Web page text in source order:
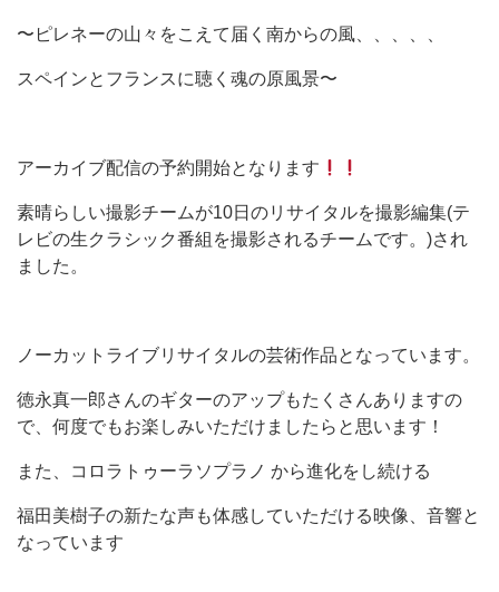
〜ピレネーの山々をこえて届く南からの風、、、、、
スペインとフランスに聴く魂の原風景〜
アーカイブ配信の予約開始となります
素晴らしい撮影チームが10日のリサイタルを撮影編集(テ
レビの生クラシック番組を撮影されるチームです。)され
ました。
ノーカットライブリサイタルの芸術作品となっています。
徳永真一郎さんのギターのアップもたくさんありますの
で、何度でもお楽しみいただけましたらと思います！
また、コロラトゥーラソプラノ から進化をし続ける
福田美樹子の新たな声も体感していただける映像、音響と
なっています